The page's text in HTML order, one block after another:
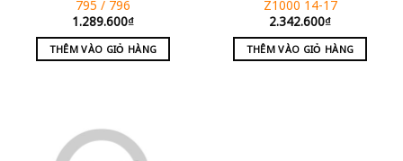
795 / 796
1.289.600₫
THÊM VÀO GIỎ HÀNG
Z1000 14-17
2.342.600₫
THÊM VÀO GIỎ HÀNG